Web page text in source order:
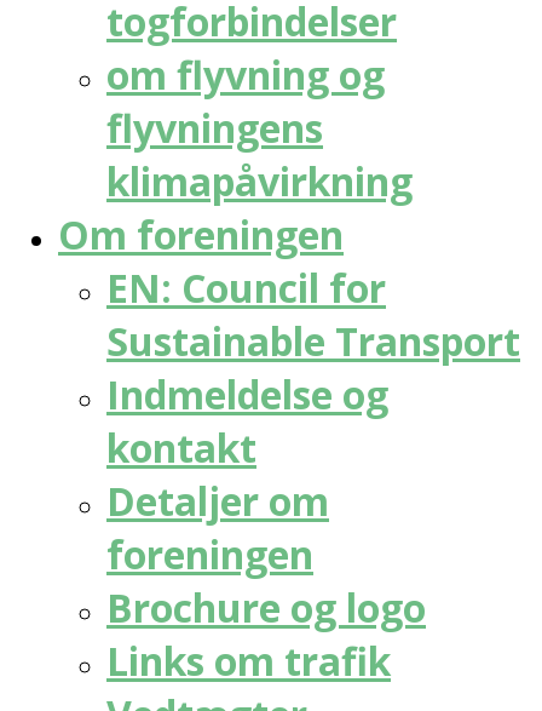
togforbindelser
om flyvning og
flyvningens
klimapåvirkning
Om foreningen
EN: Council for
Sustainable Transport
Indmeldelse og
kontakt
Detaljer om
foreningen
Brochure og logo
Links om trafik